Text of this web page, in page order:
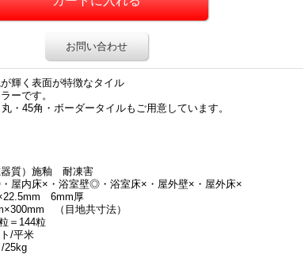
お問い合わせ
輝く表面が特徴なタイル
ーです。
・45角・ボーダータイルもご用意しています。
）施釉 耐凍害
床×・浴室壁◎・浴室床×・屋外壁×・屋外床×
6mm厚
（目地共寸法）
144粒
/平米
25kg